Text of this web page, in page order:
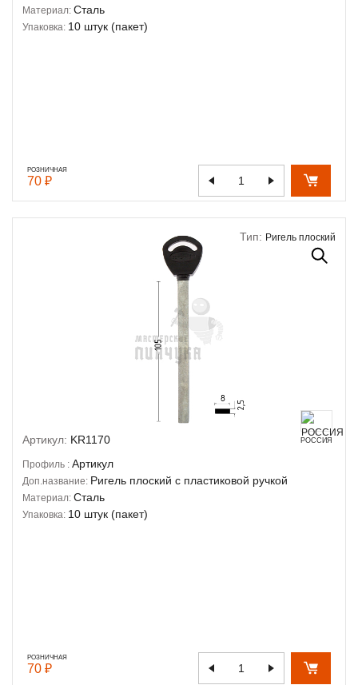
Материал: Сталь
Упаковка: 10 штук (пакет)
РОЗНИЧНАЯ
70 ₽
Тип: Ригель плоский
Артикул: KR1170 РОССИЯ
Профиль : Артикул
Доп.название: Ригель плоский с пластиковой ручкой
Материал: Сталь
Упаковка: 10 штук (пакет)
РОЗНИЧНАЯ
70 ₽